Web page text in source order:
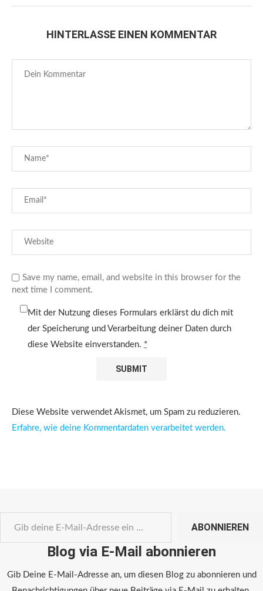
HINTERLASSE EINEN KOMMENTAR
Save my name, email, and website in this browser for the
next time I comment.
Mit der Nutzung dieses Formulars erklärst du dich mit
der Speicherung und Verarbeitung deiner Daten durch
diese Website einverstanden. *
Diese Website verwendet Akismet, um Spam zu reduzieren.
Erfahre, wie deine Kommentardaten verarbeitet werden.
ABONNIEREN
Blog via E-Mail abonnieren
Gib Deine E-Mail-Adresse an, um diesen Blog zu abonnieren und